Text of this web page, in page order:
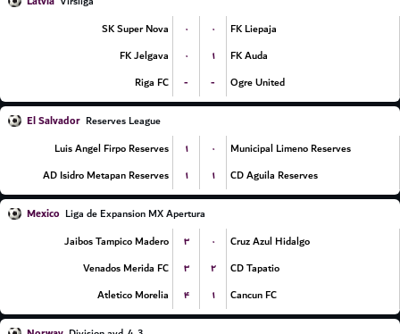
SK Super Nova
۰ ۰
FK Liepaja
FK Jelgava
۰ ۱
FK Auda
Riga FC
- - Ogre United
El Salvador Reserves League
Luis Angel Firpo Reserves
۱ ۰
Municipal Limeno Reserves
AD Isidro Metapan Reserves
۱ ۱ CD Aguila Reserves
Mexico Liga de Expansion MX Apertura
Jaibos Tampico Madero
۳ ۰
Cruz Azul Hidalgo
Venados Merida FC
۳ ۲
CD Tapatio
Atletico Morelia
۴ ۱ Cancun FC